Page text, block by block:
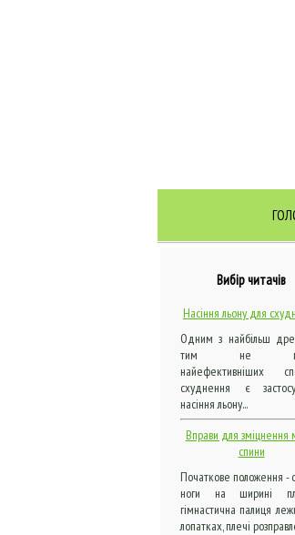
Вибір читачів
Насіння льону для
Одним з найбільш
тим не
найефективніших
схуднення є
насіння льону...
Вправи для зміцнення
спини
Початкове положення -
ноги на ширині
гімнастична палиця
лопатках, плечі